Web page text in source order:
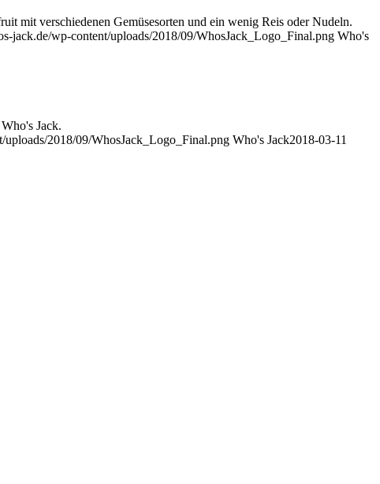
mit verschiedenen Gemüsesorten und ein wenig Reis oder Nudeln.
jack.de/wp-content/uploads/2018/09/WhosJack_Logo_Final.png Who's
Jack.
2018/09/WhosJack_Logo_Final.png Who's Jack2018-03-11